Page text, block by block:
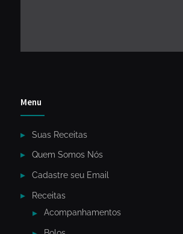
Menu
Suas Receitas
Quem Somos Nós
Cadastre seu Email
Receitas
Acompanhamentos